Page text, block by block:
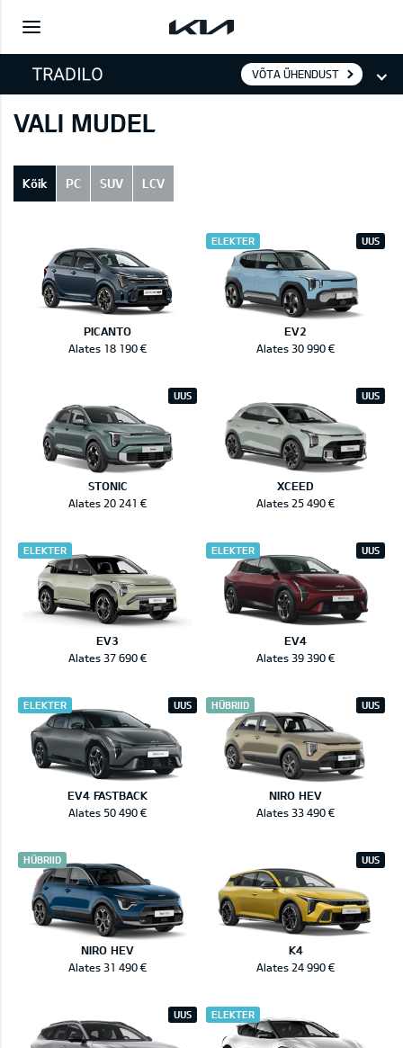
VÕTA ÜHENDUST
VALI MUDEL
Kõik PC SUV LCV
PICANTO
Alates 18 190 €
EV2
UUS
ELEKTER
Alates 30 990 €
STONIC
UUS
Alates 20 241 €
XCEED
UUS
Alates 25 490 €
EV3
ELEKTER
Alates 37 690 €
EV4
UUS
ELEKTER
Alates 39 390 €
EV4 FASTBACK
ELEKTER UUS
Alates 50 490 €
NIRO HEV
UUS
HÜBRIID
Alates 33 490 €
NIRO HEV
HÜBRIID
Alates 31 490 €
K4
UUS
Alates 24 990 €
UUS ELEKTER